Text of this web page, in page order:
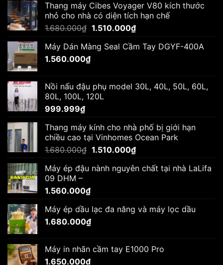
là:
1.680.000₫.
tại
là:
1.510.000₫.
Thang máy Cibes Voyager V80 kích thước
nhỏ cho nhà có diện tích hạn chế
1.680.000₫ Giá
là:
1.510.000₫Giá
tại
Máy Dán Màng Seal Cầm Tay DGYF-400A
1.560.000₫
Nồi nấu đậu phụ model 30L, 40L, 50L, 60L,
80L, 100L, 120L
999.999₫
Thang máy kính cho nhà phố bị giới hạn
chiều cao tại Vinhomes Ocean Park
1.680.000₫ Giá
là:
1.510.000₫Giá
tại
Máy ép đậu nành nguyên chất tại nhà LaLifa
09 DHM –
1.560.000₫
Máy ép dầu lạc đa năng và máy lọc dầu
1.680.000₫
Máy in nhãn cầm tay E1000 Pro
1.650.000₫